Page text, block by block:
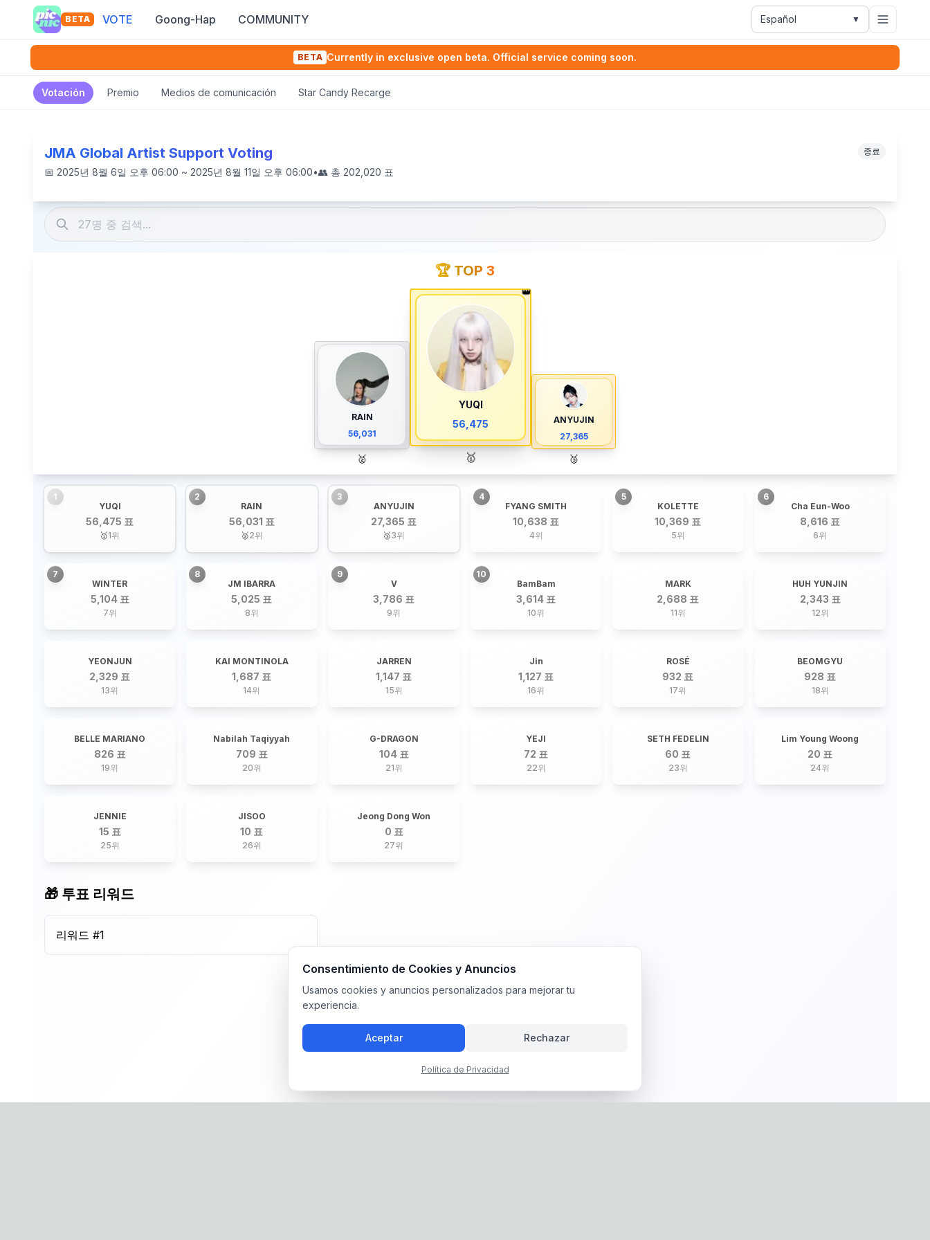
BETA VOTE Goong-Hap COMMUNITY Español ▼
BETA Currently in exclusive open beta. Official service coming soon.
Votación Premio Medios de comunicación Star Candy Recarge
JMA Global Artist Support Voting 종료
📅 2025년 8월 6일 오후 06:00 ~ 2025년 8월 11일 오후 06:00•👥 총 202,020 표
🏆 TOP 3
RAIN
56,031
🥈
👑
YUQI
56,475
🥇
ANYUJIN
27,365
🥉
1
YUQI
56,475 표
🥇1위
2
RAIN
56,031 표
🥈2위
3
ANYUJIN
27,365 표
🥉3위
4
FYANG SMITH
10,638 표
4위
5
KOLETTE
10,369 표
5위
6
Cha Eun-Woo
8,616 표
6위
7
WINTER
5,104 표
7위
8
JM IBARRA
5,025 표
8위
9
V
3,786 표
9위
10
BamBam
3,614 표
10위
MARK
2,688 표
11위
HUH YUNJIN
2,343 표
12위
YEONJUN
2,329 표
13위
KAI MONTINOLA
1,687 표
14위
JARREN
1,147 표
15위
Jin
1,127 표
16위
ROSÉ
932 표
17위
BEOMGYU
928 표
18위
BELLE MARIANO
826 표
19위
Nabilah Taqiyyah
709 표
20위
G-DRAGON
104 표
21위
YEJI
72 표
22위
SETH FEDELIN
60 표
23위
Lim Young Woong
20 표
24위
JENNIE
15 표
25위
JISOO
10 표
26위
Jeong Dong Won
0 표
27위
🎁 투표 리워드
리워드 #1
Consentimiento de Cookies y Anuncios
Usamos cookies y anuncios personalizados para mejorar tu
experiencia.
Aceptar Rechazar
Política de Privacidad